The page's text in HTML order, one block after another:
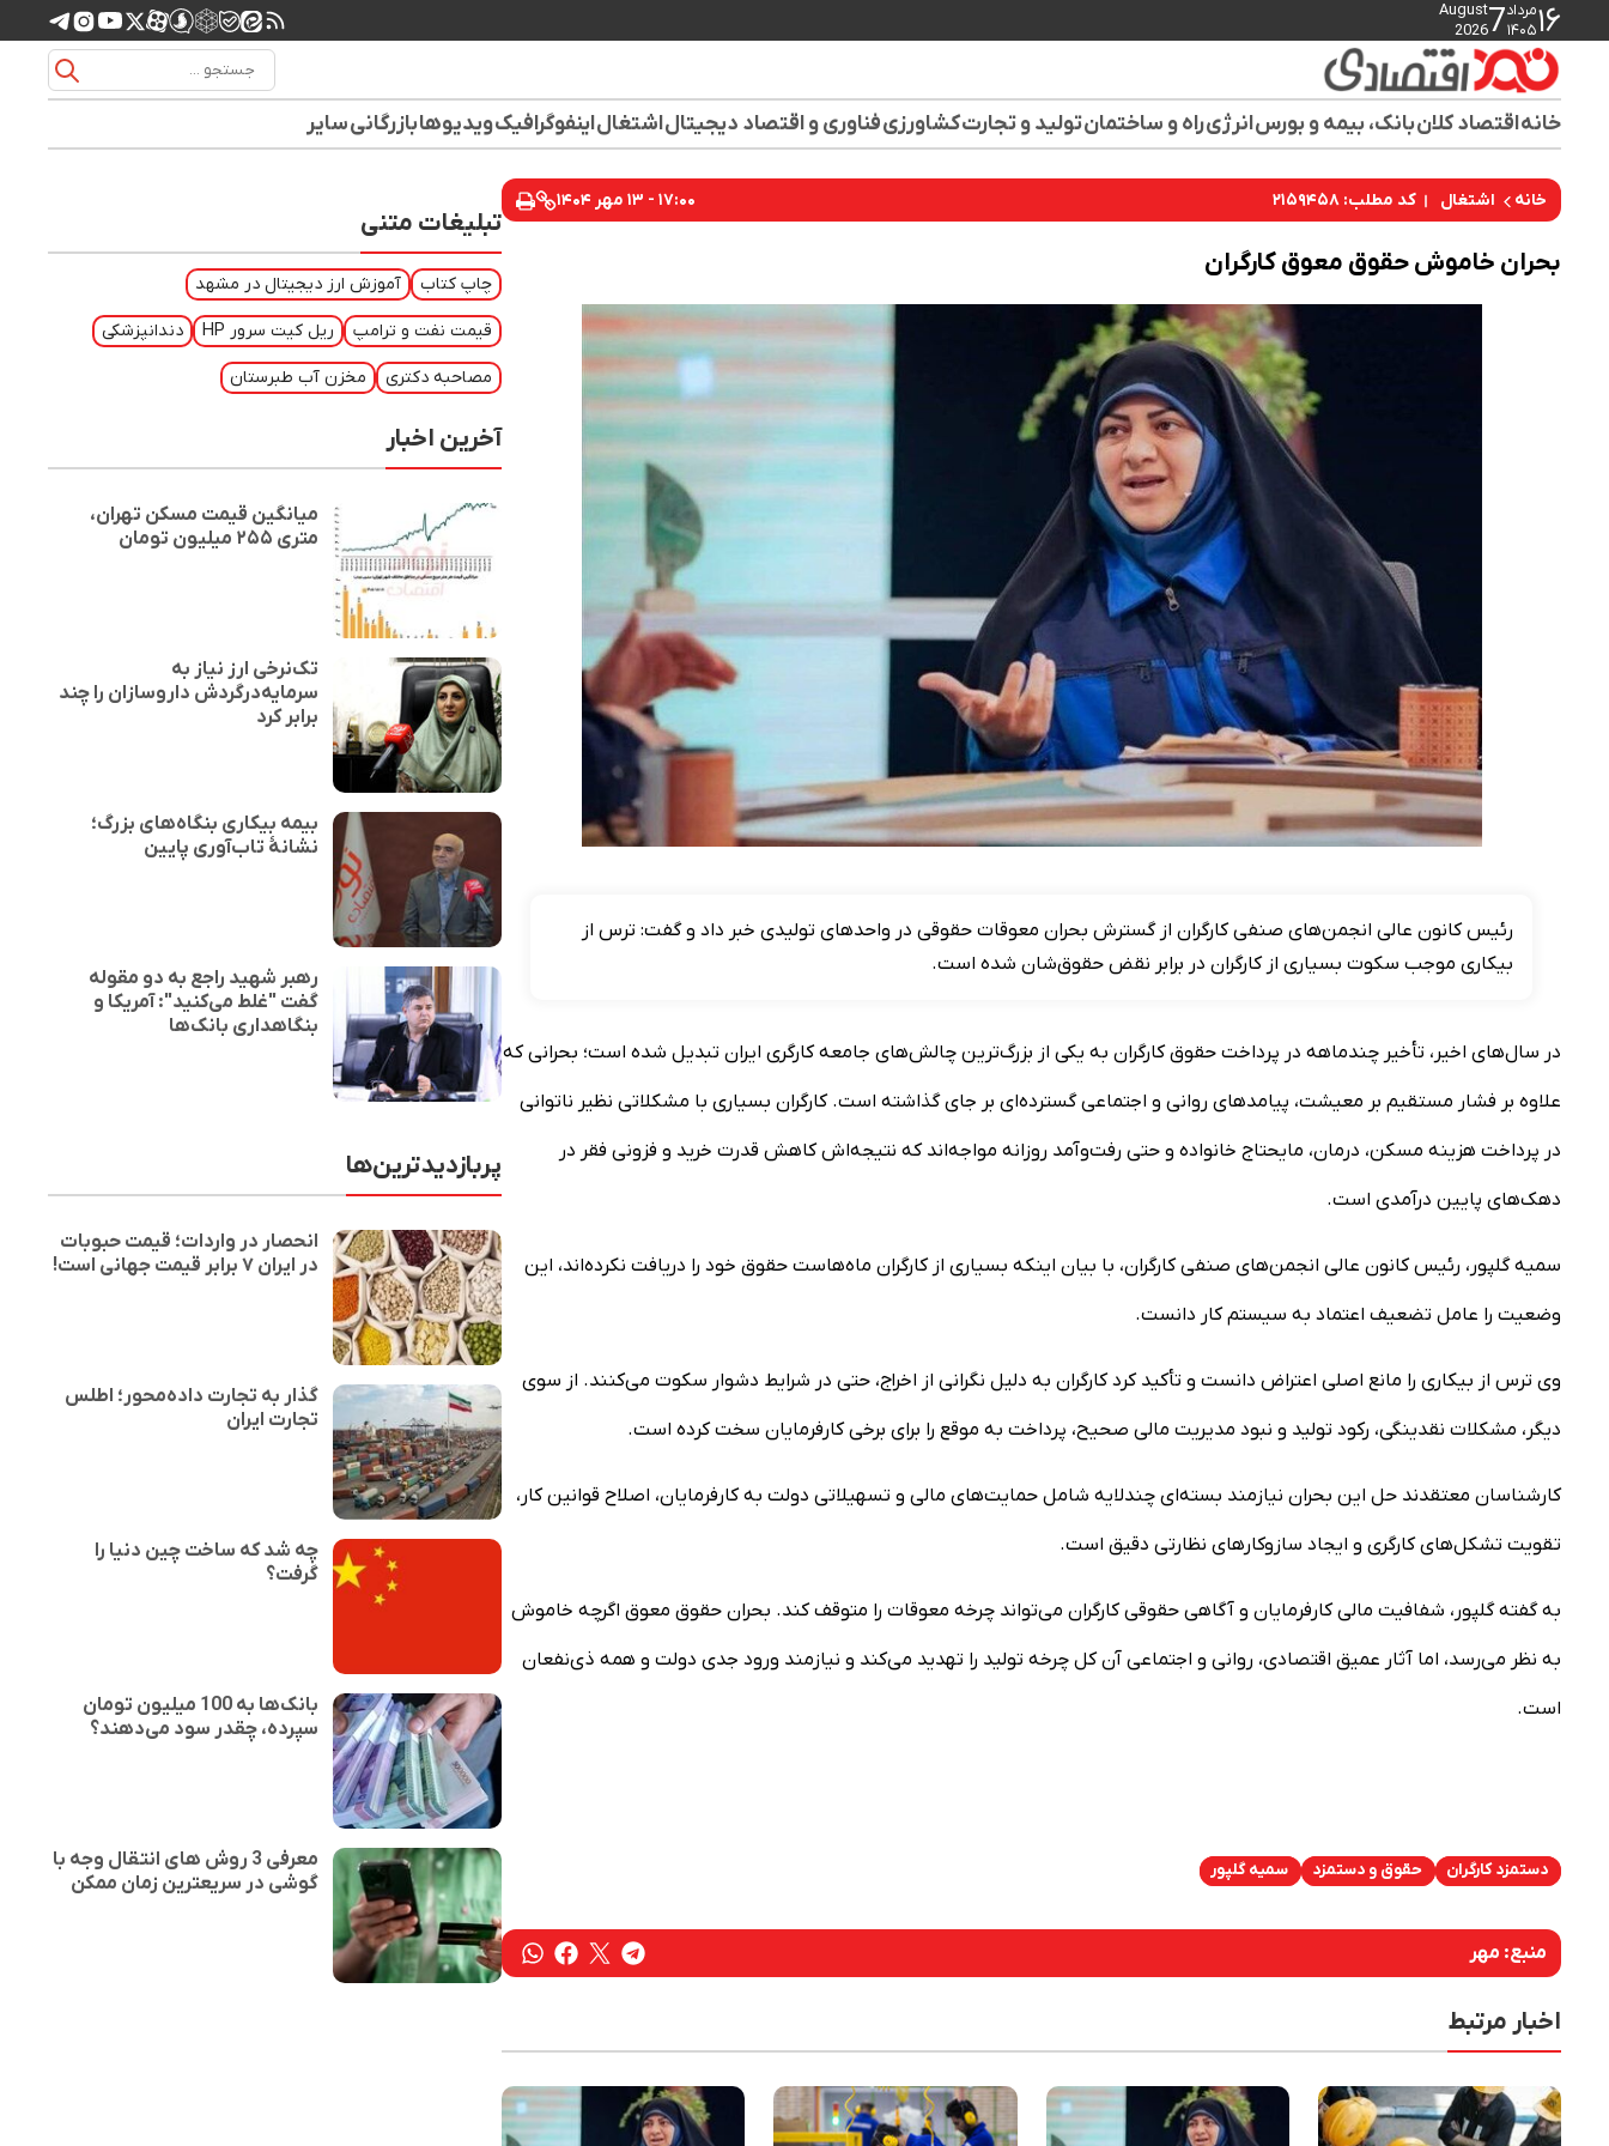
۱۶مرداد
۱۴۰۵7
August
2026
خانهاقتصاد کلانبانک، بیمه و بورسانرژیراه و ساختمانتولید و تجارتکشاورزیفناوری و اقتصاد دیجیتالاشتغالاینفوگرافیکویدیوهابازرگانیسایر
خانه اشتغال کد مطلب: ۲۱۵۹۴۵۸ ۱۷:۰۰ - ۱۳ مهر ۱۴۰۴
بحران خاموش حقوق معوق کارگران
رئیس کانون عالی انجمن‌های صنفی کارگران از گسترش بحران معوقات حقوقی در واحدهای تولیدی خبر داد و گفت: ترس از
بیکاری موجب سکوت بسیاری از کارگران در برابر نقض حقوق‌شان شده است.
در سال‌های اخیر، تأخیر چندماهه در پرداخت حقوق کارگران به یکی از بزرگ‌ترین چالش‌های جامعه کارگری ایران تبدیل شده است؛ بحرانی که
علاوه بر فشار مستقیم بر معیشت، پیامدهای روانی و اجتماعی گسترده‌ای بر جای گذاشته است. کارگران بسیاری با مشکلاتی نظیر ناتوانی
در پرداخت هزینه مسکن، درمان، مایحتاج خانواده و حتی رفت‌وآمد روزانه مواجه‌اند که نتیجه‌اش کاهش قدرت خرید و فزونی فقر در
دهک‌های پایین درآمدی است.
سمیه گلپور، رئیس کانون عالی انجمن‌های صنفی کارگران، با بیان اینکه بسیاری از کارگران ماه‌هاست حقوق خود را دریافت نکرده‌اند، این
وضعیت را عامل تضعیف اعتماد به سیستم کار دانست.
وی ترس از بیکاری را مانع اصلی اعتراض دانست و تأکید کرد کارگران به دلیل نگرانی از اخراج، حتی در شرایط دشوار سکوت می‌کنند. از سوی
دیگر، مشکلات نقدینگی، رکود تولید و نبود مدیریت مالی صحیح، پرداخت به موقع را برای برخی کارفرمایان سخت کرده است.
کارشناسان معتقدند حل این بحران نیازمند بسته‌ای چندلایه شامل حمایت‌های مالی و تسهیلاتی دولت به کارفرمایان، اصلاح قوانین کار،
تقویت تشکل‌های کارگری و ایجاد سازوکارهای نظارتی دقیق است.
به گفته گلپور، شفافیت مالی کارفرمایان و آگاهی حقوقی کارگران می‌تواند چرخه معوقات را متوقف کند. بحران حقوق معوق اگرچه خاموش
به نظر می‌رسد، اما آثار عمیق اقتصادی، روانی و اجتماعی آن کل چرخه تولید را تهدید می‌کند و نیازمند ورود جدی دولت و همه ذی‌نفعان
است.
دستمزد کارگران حقوق و دستمزد سمیه گلپور
منبع: مهر
اخبار مرتبط
تبلیغات متنی
چاپ کتاب آموزش ارز دیجیتال در مشهد
قیمت نفت و ترامپ ریل کیت سرور HP دندانپزشکی
مصاحبه دکتری مخزن آب طبرستان
آخرین اخبار
میانگین قیمت مسکن تهران،
متری ۲۵۵ میلیون تومان
تک‌نرخی ارز نیاز به
سرمایه‌درگردش داروسازان را چند
برابر کرد
بیمه بیکاری بنگاه‌های بزرگ؛
نشانهٔ تاب‌آوری پایین
رهبر شهید راجع به دو مقوله
گفت "غلط می‌کنید": آمریکا و
بنگاهداری بانک‌ها
پربازدیدترین‌ها
انحصار در واردات؛ قیمت حبوبات
در ایران ۷ برابر قیمت جهانی است!
گذار به تجارت داده‌محور؛ اطلس
تجارت ایران
چه شد که ساخت چین دنیا را
گرفت؟
بانک‌ها به 100 میلیون تومان
سپرده، چقدر سود می‌دهند؟
معرفی 3 روش های انتقال وجه با
گوشی در سریعترین زمان ممکن